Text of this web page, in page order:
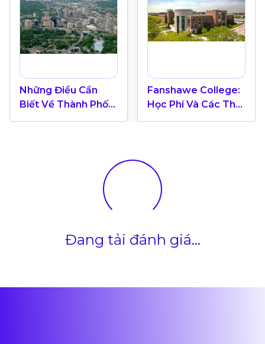
Những Điều Cần
Biết Về Thành Phố
London Tại Canada
Fanshawe College:
Học Phí Và Các Thế
Mạnh Đào Tạo
Đang tải đánh giá...